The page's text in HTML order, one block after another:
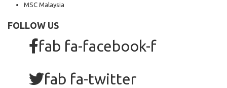
MSC Malaysia
FOLLOW US
fab fa-facebook-f
fab fa-twitter